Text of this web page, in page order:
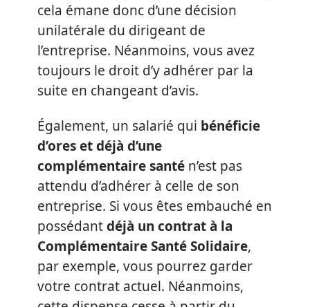
cela émane donc d’une décision
unilatérale du dirigeant de
l’entreprise. Néanmoins, vous avez
toujours le droit d’y adhérer par la
suite en changeant d’avis.
Également, un salarié qui bénéficie
d’ores et déjà d’une
complémentaire santé n’est pas
attendu d’adhérer à celle de son
entreprise. Si vous êtes embauché en
possédantdéjà un contrat à la
Complémentaire Santé Solidaire,
par exemple, vous pourrez garder
votre contrat actuel. Néanmoins,